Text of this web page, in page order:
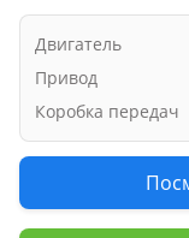
Двигатель
Привод
Коробка передач